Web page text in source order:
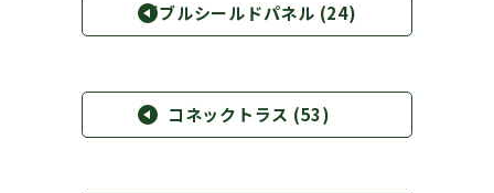
ダブルシールドパネル (24)
コネックトラス (53)